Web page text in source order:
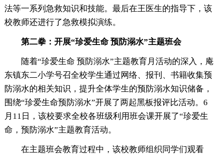
法等一系列急救知识和技能。最后在王医生的指导下，该
校教师还进行了急救模拟演练。
第二拳：开展“珍爱生命 预防溺水”主题班会
随着“珍爱生命 预防溺水”主题教育月活动的深入，庵
东镇东二小学号召全校学生通过网络、报刊、书籍收集预
防溺水的相关知识，提升全体学生的预防溺水知识储备，
围绕“珍爱生命预防溺水”开展了两起黑板报评比活动。6
月11日，该校要求全校各班级利用班会课开展了“珍爱生
命，预防溺水”主题教育活动。
在主题班会教育过程中，该校教师组织同学们观看